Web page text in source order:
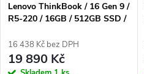
p
r
p
r
Lenovo ThinkBook / 16 Gen 9 /
R5-220 / 16GB / 512GB SSD /
Win11 Home / šedá
16 438 Kč bez DPH
19 890 Kč